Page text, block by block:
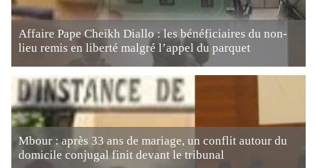
Affaire Pape Cheikh Diallo : les bénéficiaires du non-
lieu remis en liberté malgré l’appel du parquet
Mbour : après 33 ans de mariage, un conflit autour du
domicile conjugal finit devant le tribunal